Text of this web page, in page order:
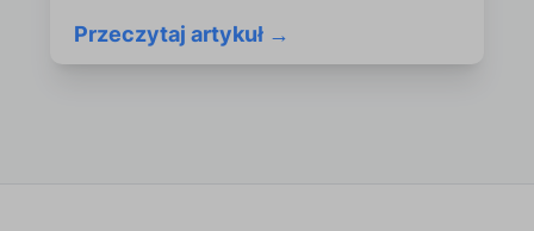
Przeczytaj artykuł →